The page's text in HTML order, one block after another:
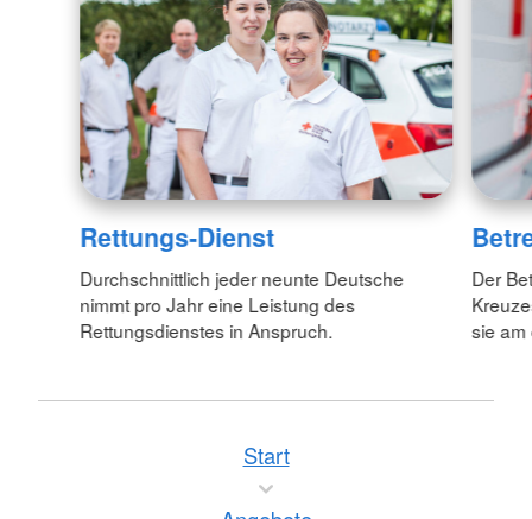
Rettungs-Dienst
Durchschnittlich jeder neunte Deutsche
nimmt pro Jahr eine Leistung des
Rettungsdienstes in Anspruch.
Der
sie am
Start